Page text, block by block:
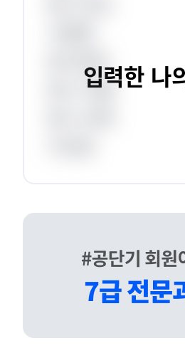
입력한 나
응시번호
응시 직렬